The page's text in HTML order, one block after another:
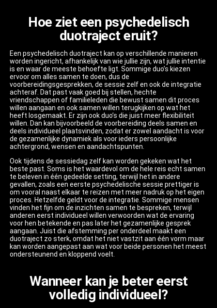
Hoe ziet een psychedelisch
duotraject eruit?
Een psychedelisch duotraject kan op verschillende manieren
worden ingericht, afhankelijk van wie jullie zijn, wat jullie intentie
is en waar de meeste behoefte ligt. Sommige duo’s kiezen
ervoor om alles samen te doen, dus de
voorbereidingsgesprekken, de sessie zelf en ook de integratie
achteraf. Dat past vaak goed bij stellen, hechte
vriendschappen of familieleden die bewust samen dit proces
willen aangaan en ook samen willen terugkijken op wat het
heeft losgemaakt. Er zijn ook duo’s die juist meer flexibiliteit
willen. Dan kan bijvoorbeeld de voorbereiding deels samen en
deels individueel plaatsvinden, zodat er zowel aandacht is voor
de gezamenlijke dynamiek als voor ieders persoonlijke
achtergrond, wensen en aandachtspunten.
Ook tijdens de sessiedag zelf kan worden gekeken wat het
beste past. Soms is het waardevol om de hele reis echt samen
te beleven in één gedeelde setting, terwijl het in andere
gevallen, zoals een eerste psychedelische sessie prettiger is
om vooral naast elkaar te reizen met meer nadruk op het eigen
proces. Hetzelfde geldt voor de integratie. Sommige mensen
vinden het fijn om de inzichten samen te bespreken, terwijl
anderen eerst individueel willen verwoorden wat de ervaring
voor hen betekende en pas later het gezamenlijke gesprek
aangaan. Juist die afstemming per onderdeel maakt een
duotraject zo sterk, omdat het niet vastzit aan één vorm maar
kan worden aangepast aan wat voor beide personen het meest
ondersteunend en kloppend voelt.
Wanneer kan je beter eerst
volledig individueel?